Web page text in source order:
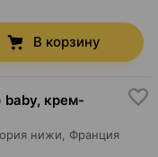
В корзину
baby, крем-
нижи , Франция